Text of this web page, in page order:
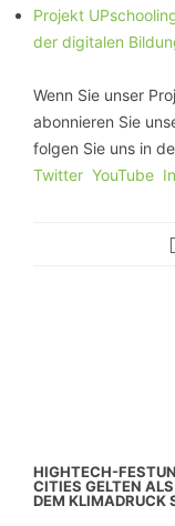
Projekt
der digitalen
Wenn Sie unser
abonnieren Sie
folgen Sie uns in
Twitter YouTube
HIGHTECH-
CITIES GELTEN
DEM KLIMADRUCK